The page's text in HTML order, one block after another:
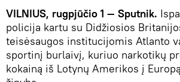
VILNIUS, rugpjūčio 1 — Sputnik.
policija kartu su Didžiosios
teisėsaugos institucijomis Atlanto
sportinį burlaivį, kuriuo narkotikų
kokainą iš Lotynų Amerikos į